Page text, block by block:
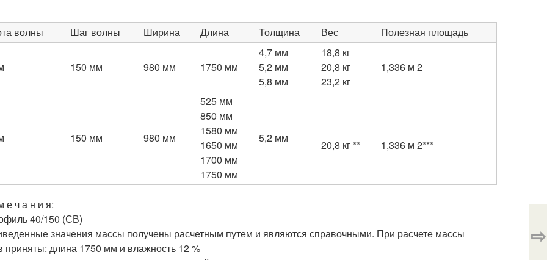
волны Шаг волны Ширина Длина Толщина Вес Полезная площадь
150 мм 980 мм 1750 мм
4,7 мм
5,2 мм
5,8 мм
18,8 кг
20,8 кг
23,2 кг
1,336 м 2
150 мм 980 мм
525 мм
850 мм
1580 мм
1650 мм
1700 мм
1750 мм
5,2 мм
20,8 кг ** 1,336 м 2***
е ч а н и я:
40/150 (СВ)
значения массы получены расчетным путем и являются справочными. При расчете массы
приняты: длина 1750 мм и влажность 12 %
⇨